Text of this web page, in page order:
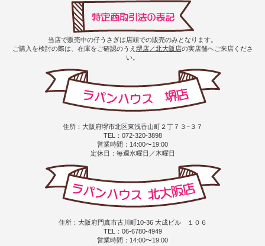
当店で販売中の仔うさぎは店頭での販売のみとなります。
ご購入を検討の際は、在庫をご確認のうえ 堺店／北大阪店の実店舗へご来店くださ
い。
住所：大阪府堺市北区東浅香山町２丁７３−３７
TEL：072-320-3898
営業時間：14:00〜19:00
定休日：毎週水曜日／木曜日
住所：大阪府門真市古川町10-36 大成ビル １０６
TEL：06-6780-4949
営業時間：14:00〜19:00